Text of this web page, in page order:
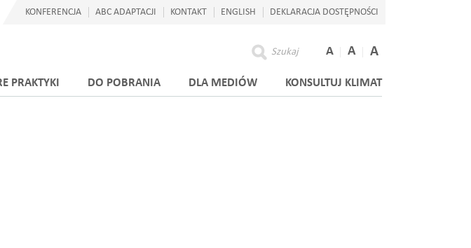
KONFERENCJA ABC ADAPTACJI KONTAKT ENGLISH DEKLARACJA DOSTĘPNOŚCI
A A A
Szukaj
PRAKTYKI DO POBRANIA DLA MEDIÓW KONSULTUJ KLIMAT